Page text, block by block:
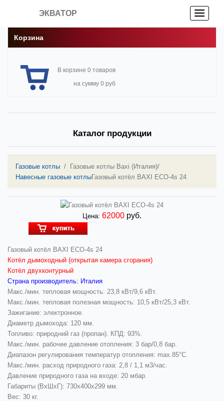
ЭКВАТОР
Корзина
В корзине 0 товаров
на сумму 0 руб
Каталог продукции
Газовые котлы Газовые котлы Baxi (Италия)/
Навесные газовые котлыГазовый котёл BAXI ECO-4s 24
Цена: 62000 руб.
Газовый котёл BAXI ECO-4s 24
Котёл дымоходный (открытая камера сгорания)
Котёл двухконтурный
Страна производитель: Италия
Макс./мин. тепловая мощность: 23,8 кВт/9,6 кВт.
Макс./мин. тепловая полезная мощность: 10,5 кВт/25,3 кВт.
Зажигание: электронное.
Диаметр дымохода: 120 мм.
Топливо: природний газ (пропан). КПД: 93%.
Макс./мин. рабочее давление отопления: 3 бар/0,8 бар.
Диапазон регулирования температур отопления: max.85°C.
Макс./мин. расход природного газа: 2,8 / 1,1 м3/час.
Давление природного газа на входе: 20 мбар.
Габариты (ВхШхГ): 730х400x299 мм.
Вес: 30 кг.